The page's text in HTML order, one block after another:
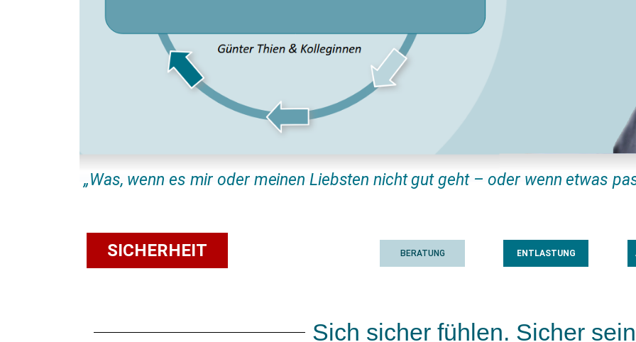
„Was, wenn es mir oder meinen Liebsten nicht gut geht – oder wenn etwas
SICHERHEIT BERATUNG ENTLASTUNG
Sich sicher fühlen. Sicher